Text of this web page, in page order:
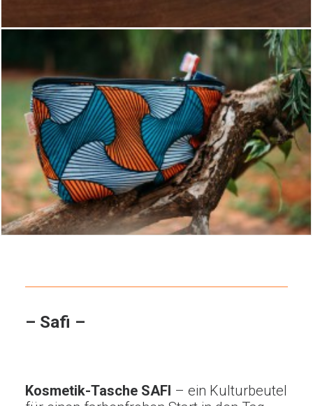
– Safi –
Kosmetik-Tasche SAFI – ein Kulturbeutel